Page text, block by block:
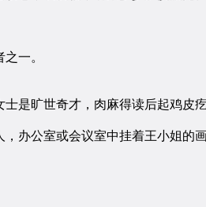
一。
旷世奇才，肉麻得读后起鸡皮疙
公室或会议室中挂着王小姐的